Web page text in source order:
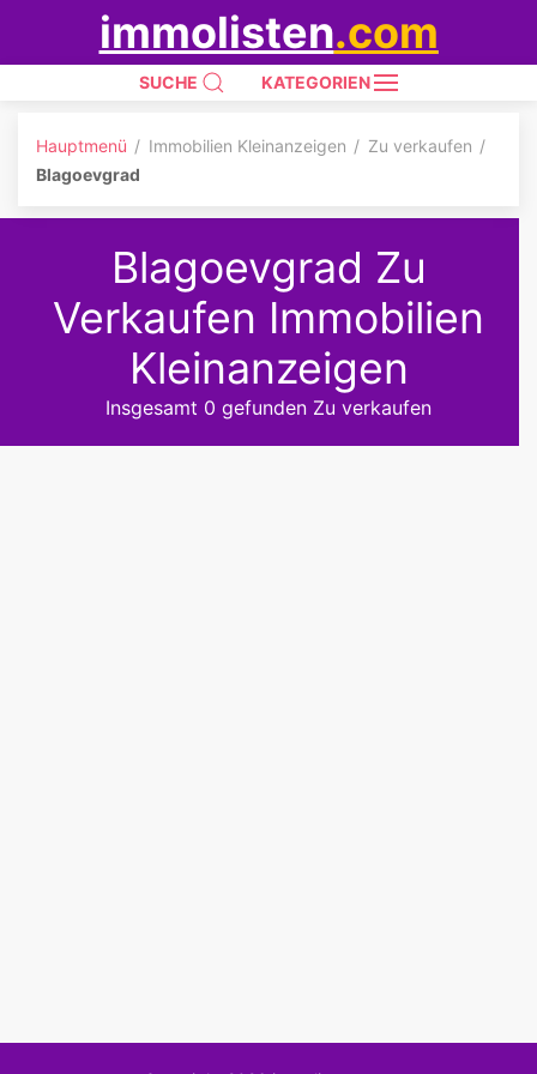
immolisten.com
SUCHE KATEGORIEN
Hauptmenü Immobilien Kleinanzeigen
Zu verkaufen
Blagoevgrad
Blagoevgrad Zu
Verkaufen Immobilien
Kleinanzeigen
Insgesamt 0 gefunden Zu verkaufen